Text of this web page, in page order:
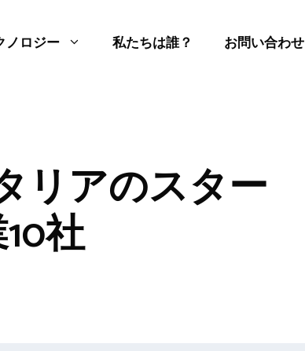
ノロジー 私たちは誰？ お問い合わせ
リアのスター
社